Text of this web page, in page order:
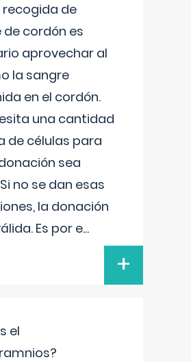
recogida de
de cordón es
aprovechar al
la sangre
en el cordón.
una cantidad
de células para
sea
no se dan esas
la donación
Es por e...
+
el